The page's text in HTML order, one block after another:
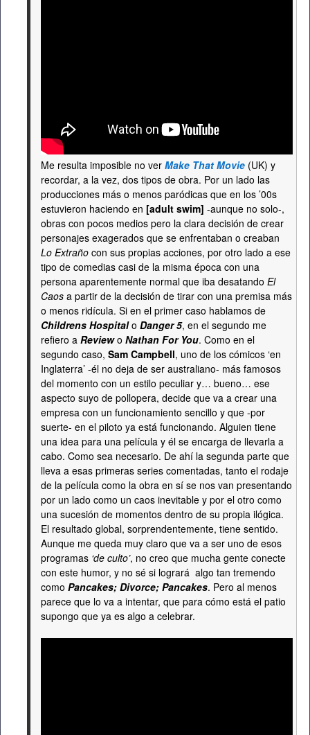
Me resulta imposible no ver Make That Movie (UK) y
recordar, a la vez, dos tipos de obra. Por un lado las
producciones más o menos paródicas que en los ’00s
estuvieron haciendo en [adult swim] -aunque no solo-,
obras con pocos medios pero la clara decisión de crear
personajes exagerados que se enfrentaban o creaban
Lo Extraño con sus propias acciones, por otro lado a ese
tipo de comedias casi de la misma época con una
persona aparentemente normal que iba desatando El
Caos a partir de la decisión de tirar con una premisa más
o menos ridícula. Si en el primer caso hablamos de
Childrens Hospitalo Danger 5, en el segundo me
refiero a Review o Nathan For You. Como en el
segundo caso, Sam Campbell, uno de los cómicos ‘en
Inglaterra’ -él no deja de ser australiano- más famosos
del momento con un estilo peculiar y… bueno… ese
aspecto suyo de pollopera, decide que va a crear una
empresa con un funcionamiento sencillo y que -por
suerte- en el piloto ya está funcionando. Alguien tiene
una idea para una película y él se encarga de llevarla a
cabo. Como sea necesario. De ahí la segunda parte que
lleva a esas primeras series comentadas, tanto el rodaje
de la película como la obra en sí se nos van presentando
por un lado como un caos inevitable y por el otro como
una sucesión de momentos dentro de su propia ilógica.
El resultado global, sorprendentemente, tiene sentido.
Aunque me queda muy claro que va a ser uno de esos
programas ‘de culto’, no creo que mucha gente conecte
con este humor, y no sé si logrará algo tan tremendo
como Pancakes; Divorce; Pancakes. Pero al menos
parece que lo va a intentar, que para cómo está el patio
supongo que ya es algo a celebrar.